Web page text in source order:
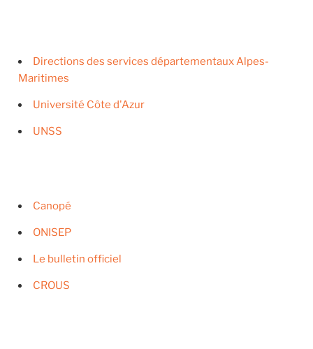
Directions des services départementaux Alpes-
Maritimes
Université Côte d'Azur
UNSS
Canopé
ONISEP
Le bulletin officiel
CROUS